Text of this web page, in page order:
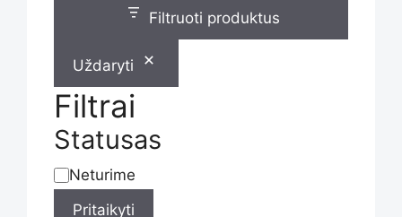
on
the
product
Filtruoti produktus
Uždaryti
Filtrai
Statusas
Statusas
Neturime
Pritaikyti